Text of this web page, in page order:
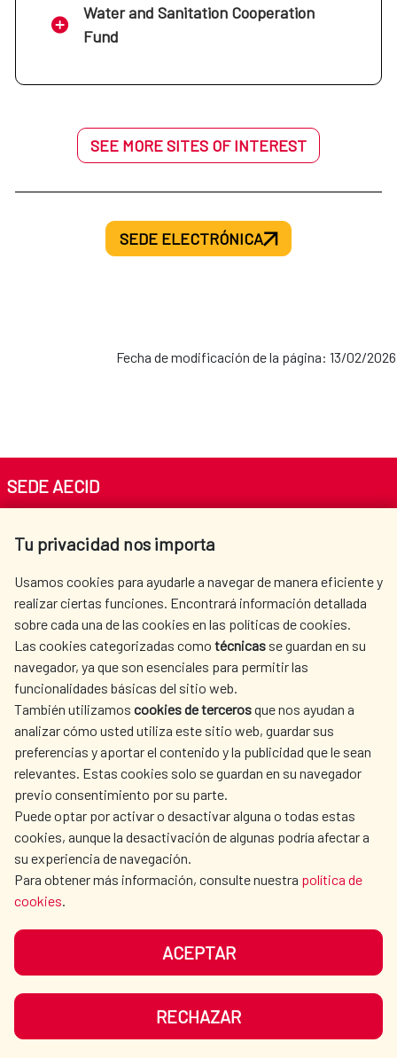
Water and Sanitation Cooperation
Fund
SEE MORE SITES OF INTEREST
SEDE ELECTRÓNICA
Fecha de modificación de la página: 13/02/2026
Tu privacidad nos importa
Usamos cookies para ayudarle a navegar de manera eficiente y
realizar ciertas funciones. Encontrará información detallada
sobre cada una de las cookies en las políticas de cookies.
Las cookies categorizadas como técnicas se guardan en su
navegador, ya que son esenciales para permitir las
funcionalidades básicas del sitio web.
También utilizamos cookies de tercerosque nos ayudan a
analizar cómo usted utiliza este sitio web, guardar sus
preferencias y aportar el contenido y la publicidad que le sean
relevantes. Estas cookies solo se guardan en su navegador
previo consentimiento por su parte.
Puede optar por activar o desactivar alguna o todas estas
cookies, aunque la desactivación de algunas podría afectar a
su experiencia de navegación.
Para obtener más información, consulte nuestra política de
cookies.
ACEPTAR
RECHAZAR
SEDE AECID
Tel. +34 900 20 30 54​​​​​​​
AECID
WHERE DO WE COOPERATE?
SPANISH HUMANITARIAN
ACTION
PRESS ROOM
CULTURE AND SCIENCE LIBRARY
OUR SOCIAL MEDIA
DATA PROTECTION
SITEMAP